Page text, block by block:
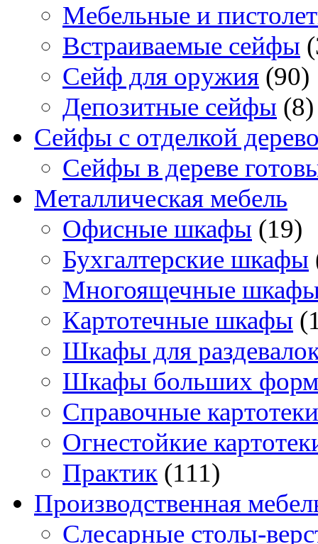
Мебельные и
Встраиваемые сейфы
Сейф для оружия (90)
Депозитные сейфы (8)
Сейфы с отделкой
Сейфы в дереве
Металлическая мебель
Офисные шкафы (19)
Бухгалтерские шкафы
Многоящечные
Картотечные шкафы
Шкафы для
Шкафы больших
Справочные картотеки
Огнестойкие
Практик (111)
Производственная
Слесарные столы-